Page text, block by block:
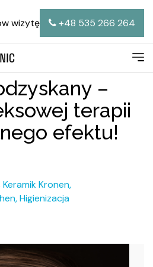
wizytę +48 535 266 264
–
terapii
efektu!
Keramik Kronen,
,Higienizacja